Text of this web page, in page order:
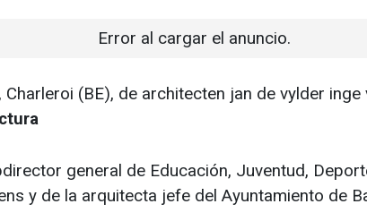
Error al cargar el anuncio.
(BE), de architecten jan de vylder
general de Educación, Juventud,
y de la arquitecta jefe del Ayuntamiento de